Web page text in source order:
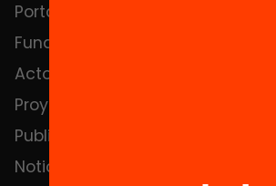
Portada
Fundación
Actos
Proyectos
Publicaciones y vídeos
Noticias